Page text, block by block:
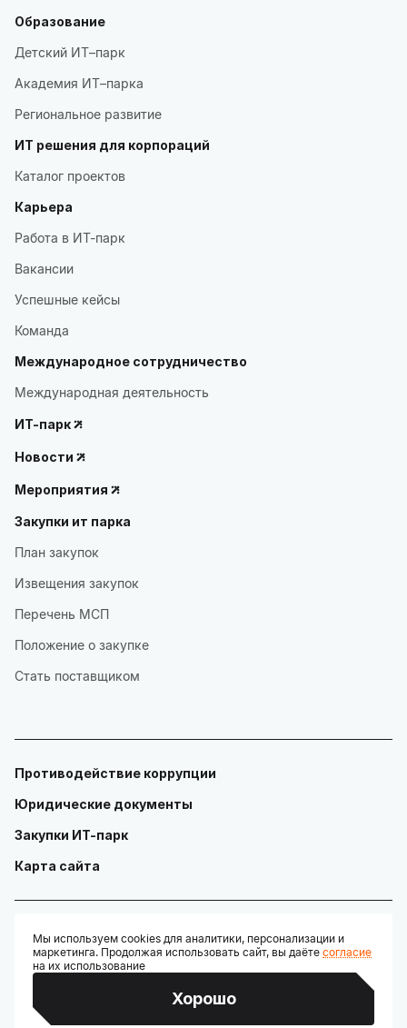
Образование
Детский ИТ–парк
Академия ИТ–парка
Региональное развитие
ИТ решения для корпораций
Каталог проектов
Карьера
Работа в ИТ-парк
Вакансии
Успешные кейсы
Команда
Международное сотрудничество
Международная деятельность
ИТ-парк
Новости
Мероприятия
Закупки ит парка
План закупок
Извещения закупок
Перечень МСП
Положение о закупке
Стать поставщиком
Противодействие коррупции
Юридические документы
Закупки ИТ-парк
Карта сайта
© ГАУ "Технопарк в сфере высоких технологий «ИТ-парк»"
Разработано:
Мы используем cookies для аналитики, персонализации и
маркетинга. Продолжая использовать сайт, вы даёте согласие
на их использование
Хорошо